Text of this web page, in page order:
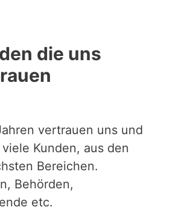
die uns
vertrauen uns und
Kunden, aus den
Bereichen.
Behörden,
etc.